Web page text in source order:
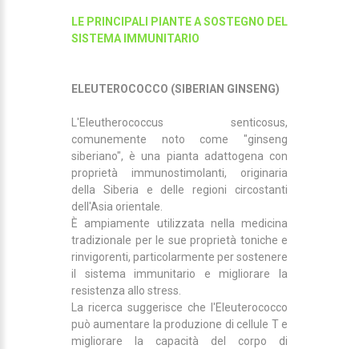
LE PRINCIPALI PIANTE A SOSTEGNO DEL
SISTEMA IMMUNITARIO
ELEUTEROCOCCO (SIBERIAN GINSENG)
L'Eleutherococcus senticosus,
comunemente noto come "ginseng
siberiano", è una pianta adattogena con
proprietà immunostimolanti, originaria
della Siberia e delle regioni circostanti
dell'Asia orientale.
È ampiamente utilizzata nella medicina
tradizionale per le sue proprietà toniche e
rinvigorenti, particolarmente per sostenere
il sistema immunitario e migliorare la
resistenza allo stress.
La ricerca suggerisce che l'Eleuterococco
può aumentare la produzione di cellule T e
migliorare la capacità del corpo di